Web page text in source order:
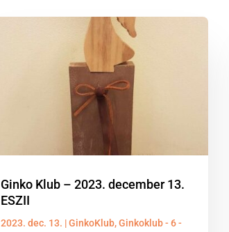
Ginko Klub – 2023. december 13.
ESZII
2023. dec. 13. |GinkoKlub,Ginkoklub - 6 -